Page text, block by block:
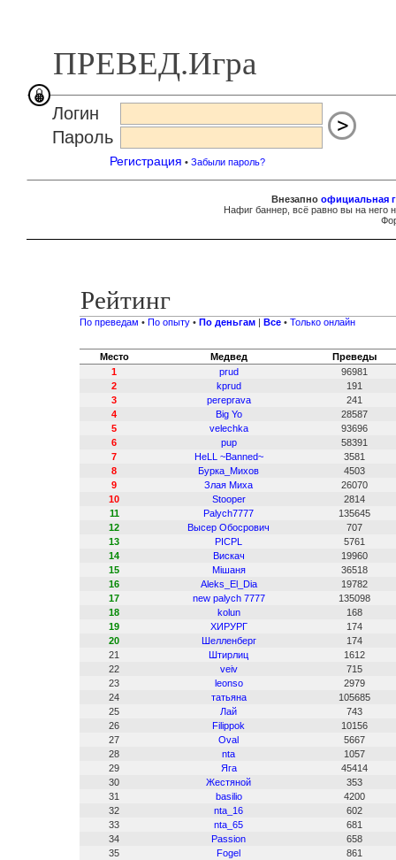
ПРЕВЕД.Игра
Логин
Пароль
Регистрация • Забыли пароль?
Внезапно официальная
Нафиг баннер, всё равно вы на
Рейтинг
По преведам • По опыту • По деньгам | Все • Только онлайн
Место Медвед
Преведы
1
prud
96981
2
kprud
191
3
pereprava
241
4
Big Yo
28587
5
velechka
93696
6
pup
58391
7
HeLL ~Banned~
3581
8
Бурка_Михов
4503
9
Злая Миха
26070
10
Stooper
2814
11
Palych7777
135645
12
Высер Обосрович
707
13
PICPL
5761
14
Вискач
19960
15
Мішаня
36518
16
Aleks_El_Dia
19782
17
new palych 7777
135098
18
kolun
168
19
ХИРУРГ
174
20
Шелленберг
174
21
Штирлиц
1612
22
veiv
715
23
leonso
2979
24
татьяна
105685
25
Лай
743
26
Filippok
10156
27
Oval
5667
28
nta
1057
29
Яга
45414
30
Жестяной
353
31
basilio
4200
32
nta_16
602
33
nta_65
681
34
Passion
658
35
Fogel
861